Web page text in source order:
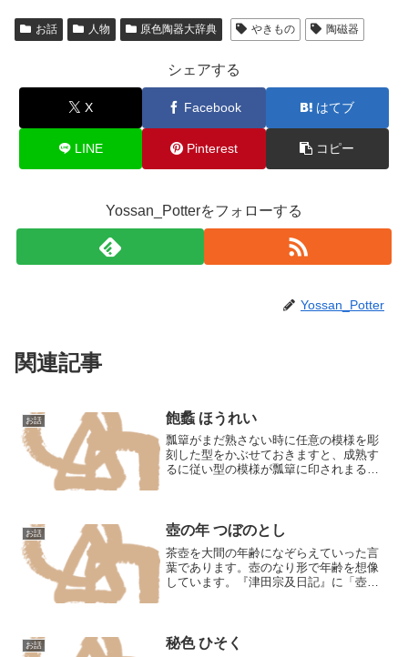
お話 人物 原色陶器大辞典 やきもの 陶磁器
シェアする
X Facebook はてブ
LINE Pinterest コピー
Yossan_Potterをフォローする
Yossan_Potter
関連記事
お話 飽蠡 ほうれい
瓢簞がまだ熟さない時に任意の模様を彫
刻した型をかぶせておきますと、成熟す
るに従い型の模様が瓢簞に印されまるで
しみます。これを飽恙とい...
お話 壺の年 つぼのとし
茶壺を大間の年齢になぞらえていった言
葉であります。壺のなり形で年齢を想像
しています。『津田宗及日記』に「壺の
がわかります。
お話 秘色 ひそく